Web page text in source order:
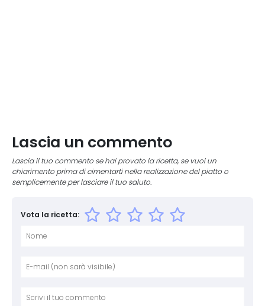
Lascia un commento
Lascia il tuo commento se hai provato la ricetta, se vuoi un
chiarimento prima di cimentarti nella realizzazione del piatto o
semplicemente per lasciare il tuo saluto.
Vota la ricetta: